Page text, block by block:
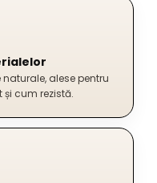
alese pentru
cum rezistă.